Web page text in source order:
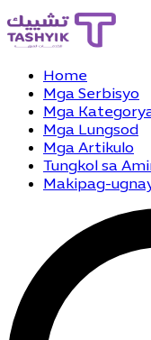
Home
Mga Serbisyo
Mga
Mga Lungsod
Mga Artikulo
Tungkol sa
Makipag-